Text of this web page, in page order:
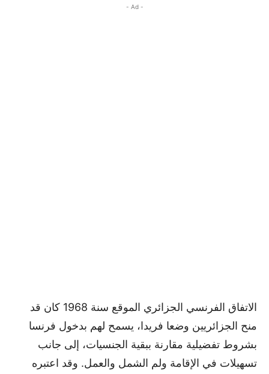
- Ad -
الاتفاق الفرنسي الجزائري الموقع سنة 1968 كان قد
منح الجزائريين وضعا فريدا، يسمح لهم بدخول فرنسا
بشروط تفضيلية مقارنة ببقية الجنسيات، إلى جانب
تسهيلات في الإقامة ولم الشمل والعمل. وقد اعتبره